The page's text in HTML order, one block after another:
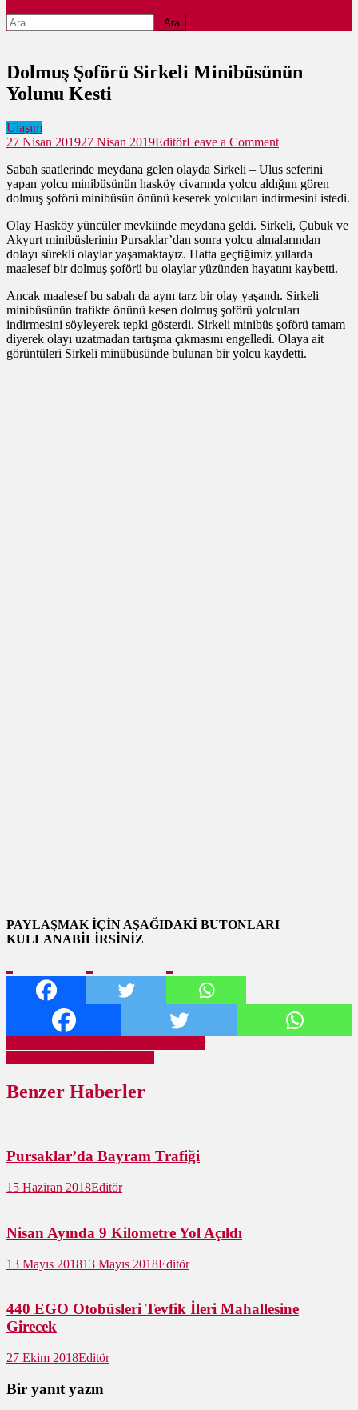
Arama:
Dolmuş Şoförü Sirkeli Minibüsünün
Yolunu Kesti
Ulaşım
27 Nisan 201927 Nisan 2019EditörLeave a Commenton
Şoförü
Sirkeli
Minibüsünün
Kesti
Sabah saatlerinde meydana gelen olayda Sirkeli – Ulus seferini
yapan yolcu minibüsünün hasköy civarında yolcu aldığını gören
dolmuş şoförü minibüsün önünü keserek yolcuları indirmesini istedi.
Olay Hasköy yüncüler mevkiinde meydana geldi. Sirkeli, Çubuk ve
Akyurt minibüslerinin Pursaklar’dan sonra yolcu almalarından
dolayı sürekli olaylar yaşamaktayız. Hatta geçtiğimiz yıllarda
maalesef bir dolmuş şoförü bu olaylar yüzünden hayatını kaybetti.
Ancak maalesef bu sabah da aynı tarz bir olay yaşandı. Sirkeli
minibüsünün trafikte önünü kesen dolmuş şoförü yolcuları
indirmesini söyleyerek tepki gösterdi. Sirkeli minibüs şoförü tamam
diyerek olayı uzatmadan tartışma çıkmasını engelledi. Olaya ait
görüntüleri Sirkeli minübüsünde bulunan bir yolcu kaydetti.
PAYLAŞMAK İÇİN AŞAĞIDAKİ BUTONLARI
KULLANABİLİRSİNİZ
Yazı
gezinmesi
Benzer Haberler
Pursaklar’da Bayram Trafiği
15 Haziran 2018Editör
Nisan Ayında 9 Kilometre Yol Açıldı
13 Mayıs 201813 Mayıs 2018Editör
440 EGO Otobüsleri Tevfik İleri Mahallesine
Girecek
27 Ekim 2018Editör
Bir yanıt yazın